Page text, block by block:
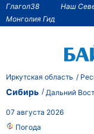
Глагол38 Наш
Монголия Гид
Иркутская область
Сибирь Дальний
07 августа 2026
Погода